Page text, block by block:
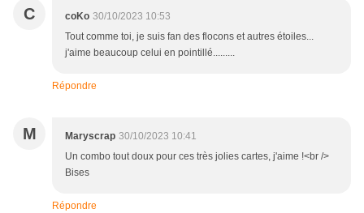
C coKo 30/10/2023 10:53
Tout comme toi, je suis fan des flocons et autres étoiles...
j'aime beaucoup celui en pointillé.........
Répondre
M Maryscrap 30/10/2023 10:41
Un combo tout doux pour ces très jolies cartes, j'aime !<br />
Bises
Répondre